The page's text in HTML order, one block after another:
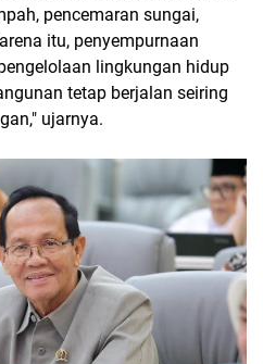
pencemaran sungai,
itu, penyempurnaan
lingkungan hidup
tetap berjalan seiring
ujarnya.